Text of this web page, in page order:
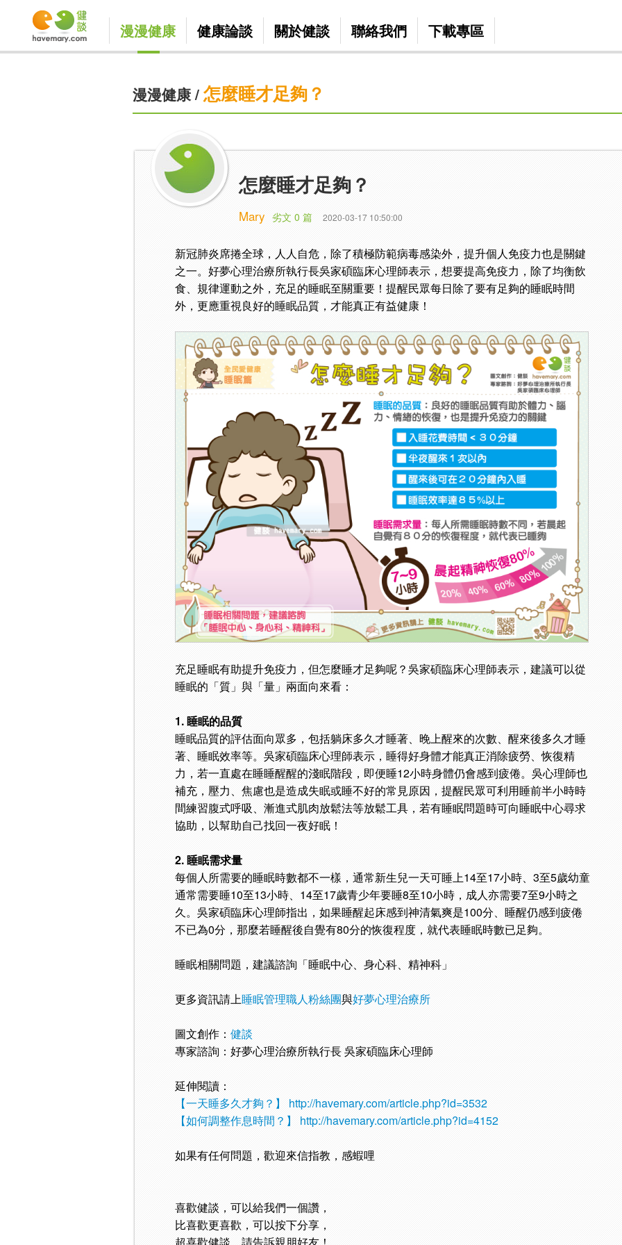
漫漫健康 健康論談 關於健談 聯絡我們 下載專區
漫漫健康/ 怎麼睡才足夠？
怎麼睡才足夠？
Mary 劣文 0 篇 2020-03-17 10:50:00
新冠肺炎席捲全球，人人自危，除了積極防範病毒感染外，提升個人免疫力也是關鍵
之一。好夢心理治療所執行長吳家碩臨床心理師表示，想要提高免疫力，除了均衡飲
食、規律運動之外，充足的睡眠至關重要！提醒民眾每日除了要有足夠的睡眠時間
外，更應重視良好的睡眠品質，才能真正有益健康！
充足睡眠有助提升免疫力，但怎麼睡才足夠呢？吳家碩臨床心理師表示，建議可以從
睡眠的「質」與「量」兩面向來看：
1. 睡眠的品質
睡眠品質的評估面向眾多，包括躺床多久才睡著、晚上醒來的次數、醒來後多久才睡
著、睡眠效率等。吳家碩臨床心理師表示，睡得好身體才能真正消除疲勞、恢復精
力，若一直處在睡睡醒醒的淺眠階段，即便睡12小時身體仍會感到疲倦。吳心理師也
補充，壓力、焦慮也是造成失眠或睡不好的常見原因，提醒民眾可利用睡前半小時時
間練習腹式呼吸、漸進式肌肉放鬆法等放鬆工具，若有睡眠問題時可向睡眠中心尋求
協助，以幫助自己找回一夜好眠！
2. 睡眠需求量
每個人所需要的睡眠時數都不一樣，通常新生兒一天可睡上14至17小時、3至5歲幼童
通常需要睡10至13小時、14至17歲青少年要睡8至10小時，成人亦需要7至9小時之
久。吳家碩臨床心理師指出，如果睡醒起床感到神清氣爽是100分、睡醒仍感到疲倦
不已為0分，那麼若睡醒後自覺有80分的恢復程度，就代表睡眠時數已足夠。
睡眠相關問題，建議諮詢「睡眠中心、身心科、精神科」
更多資訊請上睡眠管理職人粉絲團與好夢心理治療所
圖文創作：健談
專家諮詢：好夢心理治療所執行長 吳家碩臨床心理師
延伸閱讀：
【一天睡多久才夠？】
http://havemary.com/article.php?id=3532
【如何調整作息時間？ 】 http://havemary.com/article.php?id=4152
如果有任何問題，歡迎來信指教，感蝦哩
喜歡健談，可以給我們一個讚，
比喜歡更喜歡，可以按下分享，
超喜歡健談，請告訴親朋好友！